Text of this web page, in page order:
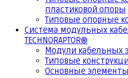
пластиковой опоры
Типовые опорные
Система модульных
TECHNORAPTOR®
Модули кабельных
Типовые
Основные